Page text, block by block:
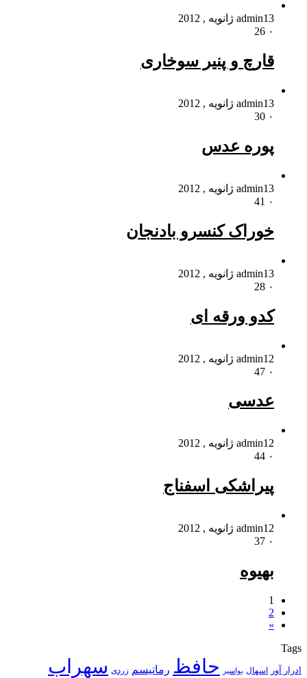
admin13 ژانویه , 2012
۰
قارچ و پنیر سوخاری
admin13 ژانویه , 2012
۰
پوره عدس
admin13 ژانویه , 2012
۰
خوراک کنسرو بادنجان
admin13 ژانویه , 2012
۰
کدو ورقه ای
admin12 ژانویه , 2012
۰
عدسی
admin12 ژانویه , 2012
۰
پیراشکی اسفناج
admin12 ژانویه , 2012
۰
بهیوه
1
2
»
Tags
ادرار آور اسهال بواسیر حافظ رماتیسم زردی سهراب